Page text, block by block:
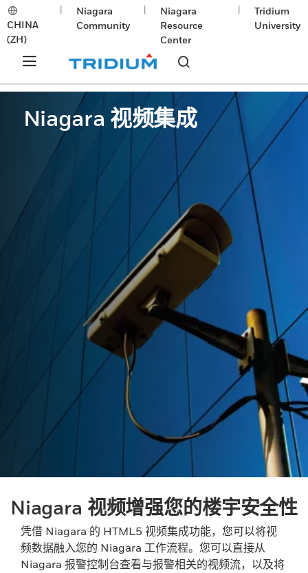
CHINA
(ZH)
Niagara
Community
Niagara
Resource
Center
Tridium
University
Niagara 视频集成
Niagara 视频增强您的楼宇安全性
凭借 Niagara 的 HTML5 视频集成功能，您可以将视
频数据融入您的 Niagara 工作流程。您可以直接从
Niagara 报警控制台查看与报警相关的视频流，以及将